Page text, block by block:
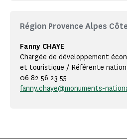
Région Provence Alpes
Fanny CHAYE
Chargée de développement
et touristique / Référente
06 82 56 23 55
fanny.chaye@monuments-